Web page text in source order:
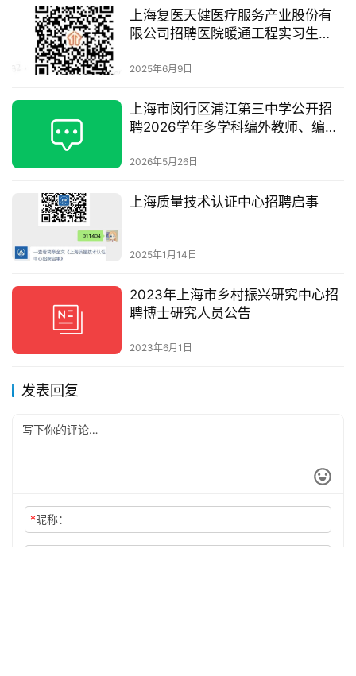
上海复医天健医疗服务产业股份有
限公司招聘医院暖通工程实习生
2025年6月9日
上海市闵行区浦江第三中学公开招
聘2026学年多学科编外教师、编外
2026年5月26日
上海质量技术认证中心招聘启事
2025年1月14日
2023年上海市乡村振兴研究中心招
聘博士研究人员公告
2023年6月1日
发表回复
*昵称：